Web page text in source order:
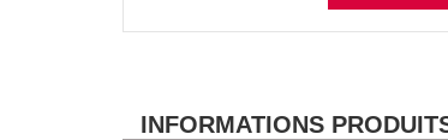
INFORMATIONS